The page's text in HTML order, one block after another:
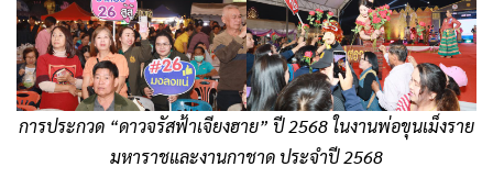
การประกวด “ดาวจรัสฟ้าเจียงฮาย” ปี 2568 ในงานพ่อขุนเม็งราย
มหาราชและงานกาชาด ประจำปี 2568